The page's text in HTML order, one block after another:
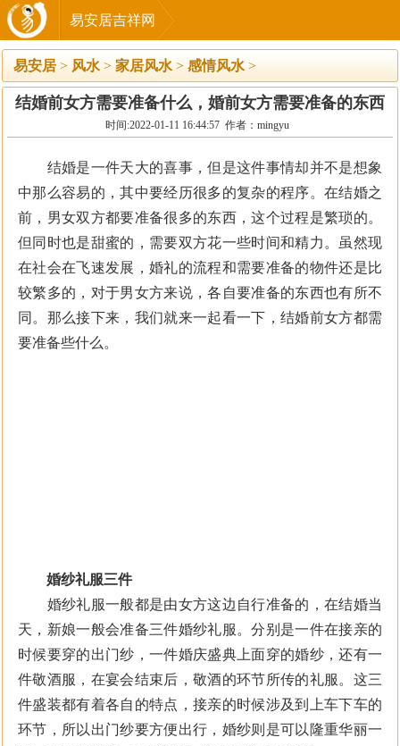
易安居吉祥网
易安居 > 风水 > 家居风水 > 感情风水 >
结婚前女方需要准备什么，婚前女方需要准备的东西
时间:2022-01-11 16:44:57 作者：mingyu
结婚是一件天大的喜事，但是这件事情却并不是想象
中那么容易的，其中要经历很多的复杂的程序。在结婚之
前，男女双方都要准备很多的东西，这个过程是繁琐的。
但同时也是甜蜜的，需要双方花一些时间和精力。虽然现
在社会在飞速发展，婚礼的流程和需要准备的物件还是比
较繁多的，对于男女方来说，各自要准备的东西也有所不
同。那么接下来，我们就来一起看一下，结婚前女方都需
要准备些什么。
婚纱礼服三件
婚纱礼服一般都是由女方这边自行准备的，在结婚当
天，新娘一般会准备三件婚纱礼服。分别是一件在接亲的
时候要穿的出门纱，一件婚庆盛典上面穿的婚纱，还有一
件敬酒服，在宴会结束后，敬酒的环节所传的礼服。这三
件盛装都有着各自的特点，接亲的时候涉及到上车下车的
环节，所以出门纱要方便出行，婚纱则是可以隆重华丽一